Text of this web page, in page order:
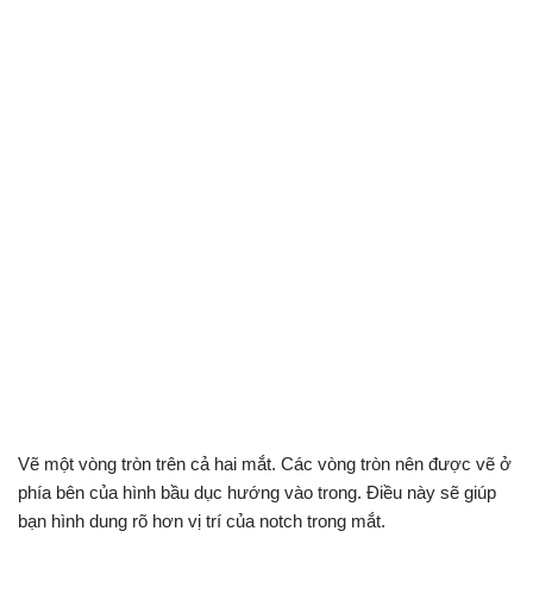
Vẽ một vòng tròn trên cả hai mắt. Các vòng tròn nên được vẽ ở
phía bên của hình bầu dục hướng vào trong. Điều này sẽ giúp
bạn hình dung rõ hơn vị trí của notch trong mắt.